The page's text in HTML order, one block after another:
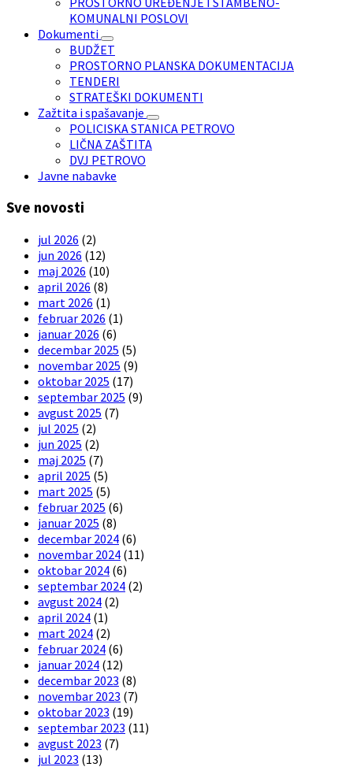
KOMUNALNI POSLOVI
Dokumenti
BUDŽET
PROSTORNO PLANSKA DOKUMENTACIJA
TENDERI
STRATEŠKI DOKUMENTI
Zažtita i spašavanje
POLICISKA STANICA PETROVO
LIČNA ZAŠTITA
DVJ PETROVO
Javne nabavke
Sve novosti
jul 2026 (2)
jun 2026 (12)
maj 2026 (10)
april 2026 (8)
mart 2026 (1)
februar 2026 (1)
januar 2026 (6)
decembar 2025 (5)
novembar 2025 (9)
oktobar 2025 (17)
septembar 2025 (9)
avgust 2025 (7)
jul 2025 (2)
jun 2025 (2)
maj 2025 (7)
april 2025 (5)
mart 2025 (5)
februar 2025 (6)
januar 2025 (8)
decembar 2024 (6)
novembar 2024 (11)
oktobar 2024 (6)
septembar 2024 (2)
avgust 2024 (2)
april 2024 (1)
mart 2024 (2)
februar 2024 (6)
januar 2024 (12)
decembar 2023 (8)
novembar 2023 (7)
oktobar 2023 (19)
septembar 2023 (11)
avgust 2023 (7)
jul 2023 (13)